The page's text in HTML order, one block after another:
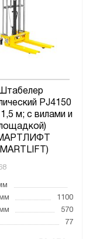
PJ4150
1,5 м; с вилами и
1100
570
77